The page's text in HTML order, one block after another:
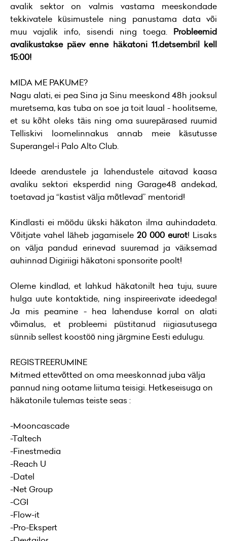
avalik sektor on valmis vastama meeskondade
tekkivatele küsimustele ning panustama data või
muu vajalik info, sisendi ning toega. Probleemid
avalikustakse päev enne häkatoni 11.detsembril kell
15:00!
MIDA ME PAKUME?
Nagu alati, ei pea Sina ja Sinu meeskond 48h jooksul
muretsema, kas tuba on soe ja toit laual - hoolitseme,
et su kõht oleks täis ning oma suurepärased ruumid
Telliskivi loomelinnakus annab meie käsutusse
Superangel-i Palo Alto Club.
Ideede arendustele ja lahendustele aitavad kaasa
avaliku sektori eksperdid ning Garage48 andekad,
toetavad ja “kastist välja mõtlevad” mentorid!
Kindlasti ei möödu ükski häkaton ilma auhindadeta.
Võitjate vahel läheb jagamisele 20 000 eurot! Lisaks
on välja pandud erinevad suuremad ja väiksemad
auhinnad Digiriigi häkatoni sponsorite poolt!
Oleme kindlad, et lahkud häkatonilt hea tuju, suure
hulga uute kontaktide, ning inspireerivate ideedega!
Ja mis peamine - hea lahenduse korral on alati
võimalus, et probleemi püstitanud riigiasutusega
sünnib sellest koostöö ning järgmine Eesti edulugu.
REGISTREERUMINE
Mitmed ettevõtted on oma meeskonnad juba välja
pannud ning ootame liituma teisigi. Hetkeseisuga on
häkatonile tulemas teiste seas :
-Mooncascade
-Taltech
-Finestmedia
-Reach U
-Datel
-Net Group
-CGI
-Flow-it
-Pro-Ekspert